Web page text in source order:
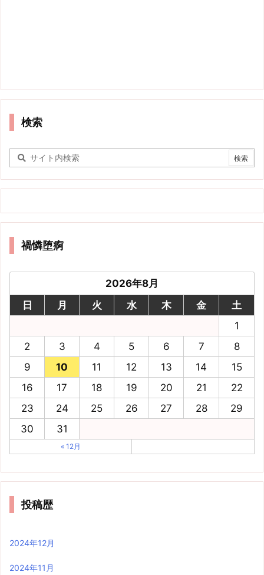
検索
禍憐堕痾
2026年8月
日
月 火 水 木 金
土
1
2
3 4 5 6 7
8
9
10 11 12 13 14
15
16
17 18 19 20 21
22
23
24 25 26 27 28
29
30
31
« 12月
投稿歴
2024年12月
2024年11月